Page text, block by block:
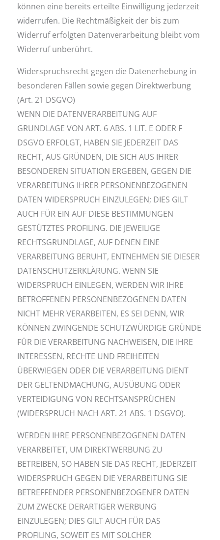
können eine bereits erteilte Einwilligung jederzeit
widerrufen. Die Rechtmäßigkeit der bis zum
Widerruf erfolgten Datenverarbeitung bleibt vom
Widerruf unberührt.
Widerspruchsrecht gegen die Datenerhebung in
besonderen Fällen sowie gegen Direktwerbung
(Art. 21 DSGVO)
WENN DIE DATENVERARBEITUNG AUF
GRUNDLAGE VON ART. 6 ABS. 1 LIT. E ODER F
DSGVO ERFOLGT, HABEN SIE JEDERZEIT DAS
RECHT, AUS GRÜNDEN, DIE SICH AUS IHRER
BESONDEREN SITUATION ERGEBEN, GEGEN DIE
VERARBEITUNG IHRER PERSONENBEZOGENEN
DATEN WIDERSPRUCH EINZULEGEN; DIES GILT
AUCH FÜR EIN AUF DIESE BESTIMMUNGEN
GESTÜTZTES PROFILING. DIE JEWEILIGE
RECHTSGRUNDLAGE, AUF DENEN EINE
VERARBEITUNG BERUHT, ENTNEHMEN SIE DIESER
DATENSCHUTZERKLÄRUNG. WENN SIE
WIDERSPRUCH EINLEGEN, WERDEN WIR IHRE
BETROFFENEN PERSONENBEZOGENEN DATEN
NICHT MEHR VERARBEITEN, ES SEI DENN, WIR
KÖNNEN ZWINGENDE SCHUTZWÜRDIGE GRÜNDE
FÜR DIE VERARBEITUNG NACHWEISEN, DIE IHRE
INTERESSEN, RECHTE UND FREIHEITEN
ÜBERWIEGEN ODER DIE VERARBEITUNG DIENT
DER GELTENDMACHUNG, AUSÜBUNG ODER
VERTEIDIGUNG VON RECHTSANSPRÜCHEN
(WIDERSPRUCH NACH ART. 21 ABS. 1 DSGVO).
WERDEN IHRE PERSONENBEZOGENEN DATEN
VERARBEITET, UM DIREKTWERBUNG ZU
BETREIBEN, SO HABEN SIE DAS RECHT, JEDERZEIT
WIDERSPRUCH GEGEN DIE VERARBEITUNG SIE
BETREFFENDER PERSONENBEZOGENER DATEN
ZUM ZWECKE DERARTIGER WERBUNG
EINZULEGEN; DIES GILT AUCH FÜR DAS
PROFILING, SOWEIT ES MIT SOLCHER